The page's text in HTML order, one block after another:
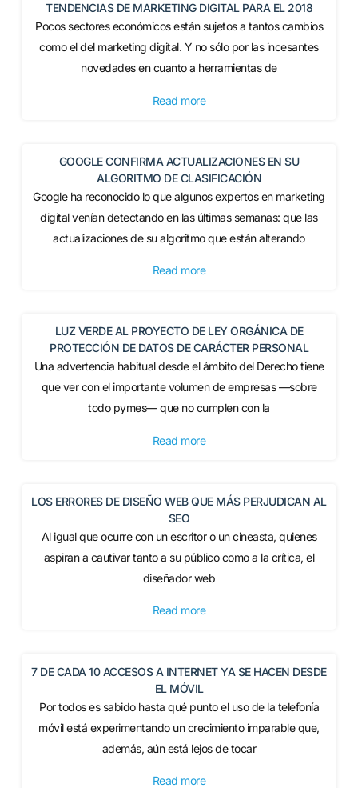
TENDENCIAS DE MARKETING DIGITAL PARA EL 2018
Pocos sectores económicos están sujetos a tantos cambios
como el del marketing digital. Y no sólo por las incesantes
novedades en cuanto a herramientas de
Read more
GOOGLE CONFIRMA ACTUALIZACIONES EN SU
ALGORITMO DE CLASIFICACIÓN
Google ha reconocido lo que algunos expertos en marketing
digital venían detectando en las últimas semanas: que las
actualizaciones de su algoritmo que están alterando
Read more
LUZ VERDE AL PROYECTO DE LEY ORGÁNICA DE
PROTECCIÓN DE DATOS DE CARÁCTER PERSONAL
Una advertencia habitual desde el ámbito del Derecho tiene
que ver con el importante volumen de empresas —sobre
todo pymes— que no cumplen con la
Read more
LOS ERRORES DE DISEÑO WEB QUE MÁS PERJUDICAN AL
SEO
Al igual que ocurre con un escritor o un cineasta, quienes
aspiran a cautivar tanto a su público como a la crítica, el
diseñador web
Read more
7 DE CADA 10 ACCESOS A INTERNET YA SE HACEN DESDE
EL MÓVIL
Por todos es sabido hasta qué punto el uso de la telefonía
móvil está experimentando un crecimiento imparable que,
además, aún está lejos de tocar
Read more